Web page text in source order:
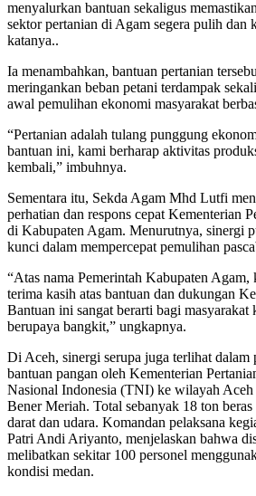
menyalurkan bantuan sekaligus
sektor pertanian di Agam segera pulih dan
katanya..
Ia menambahkan, bantuan pertanian
meringankan beban petani terdampak
awal pemulihan ekonomi masyarakat
“Pertanian adalah tulang punggung
bantuan ini, kami berharap aktivitas
kembali,” imbuhnya.
Sementara itu, Sekda Agam Mhd Lutfi
perhatian dan respons cepat Kementerian
di Kabupaten Agam. Menurutnya, sinergi
kunci dalam mempercepat pemulihan
“Atas nama Pemerintah Kabupaten Agam,
terima kasih atas bantuan dan dukungan
Bantuan ini sangat berarti bagi masyarakat
berupaya bangkit,” ungkapnya.
Di Aceh, sinergi serupa juga terlihat dalam
bantuan pangan oleh Kementerian
Nasional Indonesia (TNI) ke wilayah Aceh
Bener Meriah. Total sebanyak 18 ton
darat dan udara. Komandan pelaksana
Patri Andi Ariyanto, menjelaskan bahwa
melibatkan sekitar 100 personel
kondisi medan.